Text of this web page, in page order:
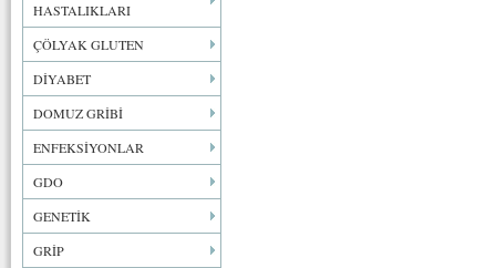
HASTALIKLARI
ÇÖLYAK GLUTEN
DİYABET
DOMUZ GRİBİ
ENFEKSİYONLAR
GDO
GENETİK
GRİP